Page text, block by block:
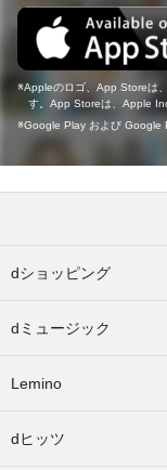
Appleのロゴ、App Storeは
す。App Storeは、Apple
Google Play および Google
dショッピング
dミュージック
Lemino
dヒッツ